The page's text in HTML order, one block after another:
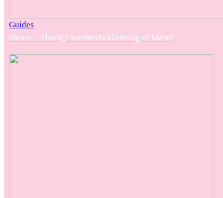
Guides
Shorts – Alsidigt Sommerbeklædning til Mænd